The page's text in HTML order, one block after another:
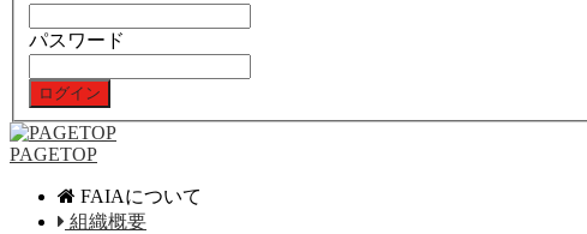
パスワード
PAGETOP
FAIAについて
組織概要